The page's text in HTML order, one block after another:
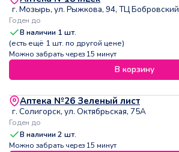
г. Мозырь, ул. Рыжкова, 94, ТЦ Бобровский
Годен до
В наличии 1 шт.
(есть ещё 1 шт. по другой цене)
Можно забрать через 15 минут
В корзину
Аптека №26 Зеленый лист
г. Солигорск, ул. Октябрьская, 75А
Годен до
В наличии2 шт.
Можно забрать через 15 минут